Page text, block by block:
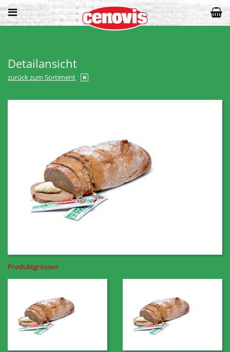
Detailansicht
zurück zum Sortiment
Produktgrössen